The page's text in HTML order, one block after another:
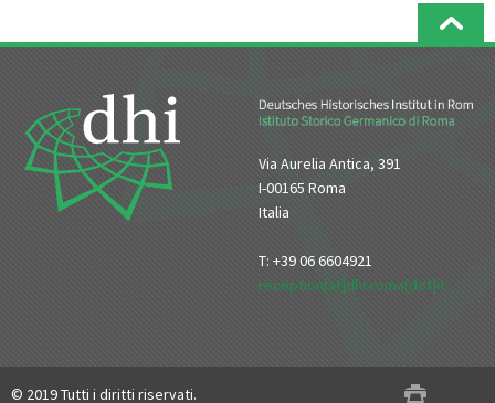
Via Aurelia Antica, 391
I-00165 Roma
Italia
T: +39 06 6604921
reception[at]dhi-roma[dot]it
© 2019 Tutti i diritti riservati.